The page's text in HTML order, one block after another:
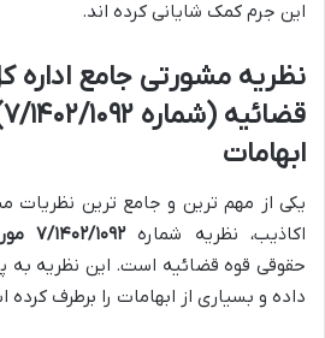
این جرم کمک شایانی کرده اند.
نظریه مشورتی جامع اداره
ابهامات
یکی از مهم ترین و جامع ترین
اکاذیب، نظریه شماره۷/۱۴۰۲/۱۰۹۲ مورخ ۱۴۰۳/۰۸/۰۹
حقوقی قوه قضائیه است. این نظریه به
داده و بسیاری از ابهامات را برطرف